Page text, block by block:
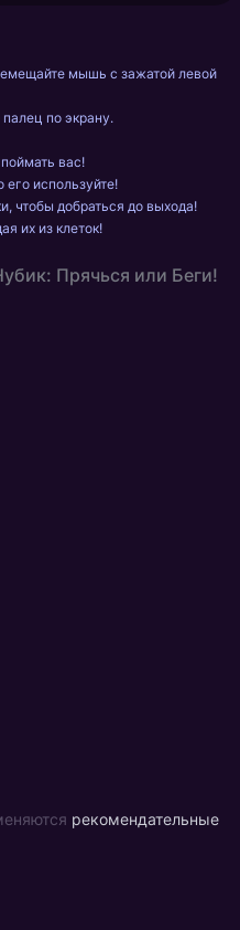
мышь с зажатой левой
по экрану.
вас!
используйте!
чтобы добраться до выхода!
их из клеток!
Прячься или Беги!
рекомендательные